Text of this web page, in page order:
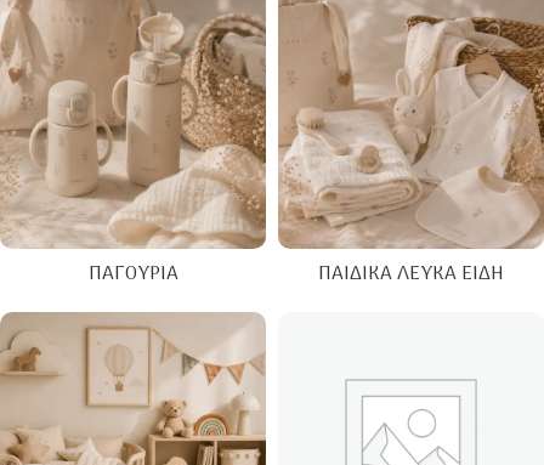
ΠΑΓΟΎΡΙΑ ΠΑΙΔΙΚΆ ΛΕΥΚΆ ΕΊΔΗ